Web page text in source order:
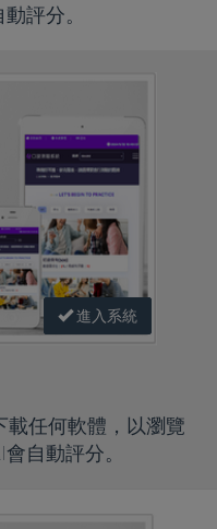
評分。
進入系統
載任何軟體，以瀏覽
自動評分。